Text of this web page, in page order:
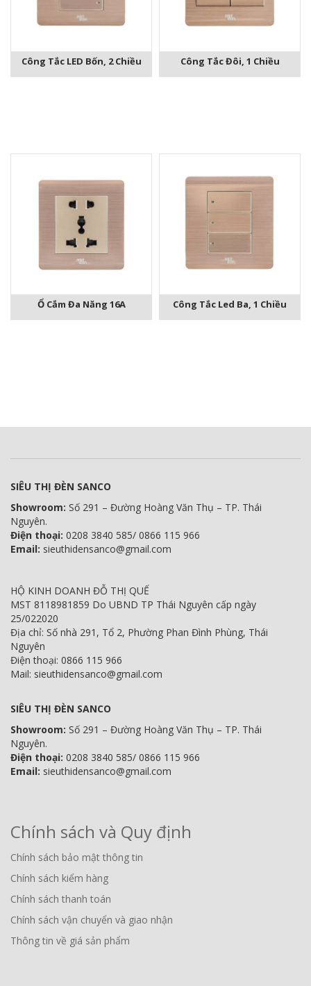
Công Tắc LED Bốn, 2 Chiều Công Tắc Đôi, 1 Chiều
Ổ Cắm Đa Năng 16A Công Tắc Led Ba, 1 Chiều
SIÊU THỊ ĐÈN SANCO
Showroom: Số 291 – Đường Hoàng Văn Thụ – TP. Thái
Nguyên.
Điện thoại: 0208 3840 585/ 0866 115 966
Email: sieuthidensanco@gmail.com
HỘ KINH DOANH ĐỖ THỊ QUẾ
MST 8118981859 Do UBND TP Thái Nguyên cấp ngày
25/022020
Địa chỉ: Số nhà 291, Tổ 2, Phường Phan Đình Phùng, Thái
Nguyên
Điện thoại: 0866 115 966
Mail: sieuthidensanco@gmail.com
SIÊU THỊ ĐÈN SANCO
Showroom: Số 291 – Đường Hoàng Văn Thụ – TP. Thái
Nguyên.
Điện thoại: 0208 3840 585/ 0866 115 966
Email: sieuthidensanco@gmail.com
Chính sách và Quy định
Chính sách bảo mật thông tin
Chính sách kiểm hàng
Chính sách thanh toán
Chính sách vận chuyển và giao nhận
Thông tin về giá sản phẩm